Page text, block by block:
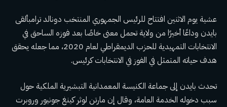
عشية يوم الاثنين افتتاح للرئيس الجمهوري المنتخب دونالد ترامبألقى
بايدن وداعًا أخيرًا من ولاية تحمل معنى خاصًا بعد فوزه الساحق في
الانتخابات التمهيدية للحزب الديمقراطي لعام 2020، مما جعله يحقق
هدف حياته المتمثل في الفوز في الانتخابات كرئيس.
تحدث بايدن إلى جماعة الكنيسة المعمدانية التبشيرية الملكية حول
سبب دخوله الخدمة العامة، وقال إن مارتن لوثر كينغ جونيور وروبرت